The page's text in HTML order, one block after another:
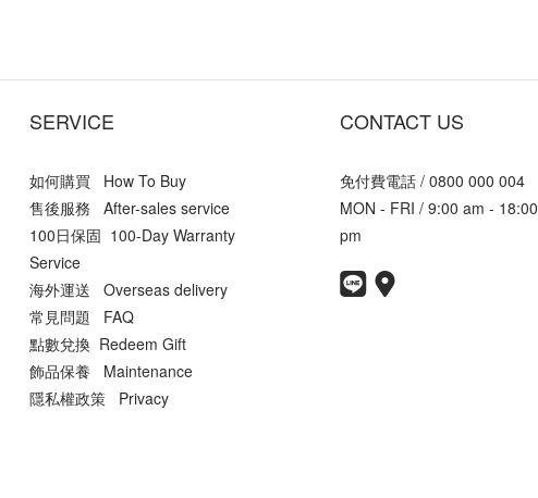
SERVICE
如何購買 How To Buy
售後服務 After-sales service
100日保固 100-Day Warranty
Service
海外運送 Overseas delivery
常見問題 FAQ
點數兌換 Redeem Gift
飾品保養 Maintenance
隱私權政策 Privacy
CONTACT US
免付費電話 / 0800 000 004
MON - FRI / 9:00 am - 18:00
pm